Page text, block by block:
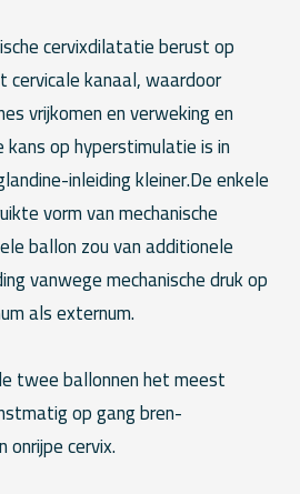
cervixdilatatie berust op
cervicale kanaal, waardoor
vrijkomen en verweking en
op hyperstimulatie is in
inleiding kleiner.De enkele
vorm van mechanische
ballon zou van additionele
vanwege mechanische druk op
als externum.
twee ballonnen het meest
op gang bren-
onrijpe cervix.